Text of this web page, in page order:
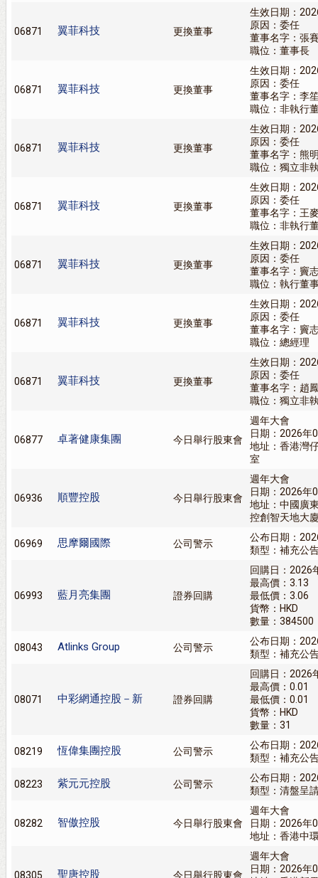
06871 翼菲科技 更換董事
生效日期：
原因：委任
董事名字：張
職位：董事長
06871 翼菲科技 更換董事
生效日期：
原因：委任
董事名字：李
職位：非執行
06871 翼菲科技 更換董事
生效日期：
原因：委任
董事名字：熊
職位：獨立非
06871 翼菲科技 更換董事
生效日期：
原因：委任
董事名字：王
職位：非執行
06871 翼菲科技 更換董事
生效日期：
原因：委任
董事名字：竇
職位：執行董
06871 翼菲科技 更換董事
生效日期：
原因：委任
董事名字：竇
職位：總經理
06871 翼菲科技 更換董事
生效日期：
原因：委任
董事名字：趙
職位：獨立非
06877 卓著健康集團 今日舉行股東會
週年大會
日期：2026年
地址：香港灣
室
06936 順豐控股 今日舉行股東會
週年大會
日期：2026年
地址：中國廣
控創智天地大
06969 思摩爾國際 公司警示
公布日期：
類型：補充公
06993 藍月亮集團 證券回購
回購日：2026
最高價：3.13
最低價：3.06
貨幣：HKD
數量：384500
08043 Atlinks Group 公司警示
公布日期：
類型：補充公
08071 中彩網通控股－新 證券回購
回購日：2026
最高價：0.01
最低價：0.01
貨幣：HKD
數量：31
08219 恆偉集團控股 公司警示
公布日期：
類型：補充公
08223 紫元元控股 公司警示
公布日期：
類型：清盤呈
08282 智傲控股 今日舉行股東會
週年大會
日期：2026年
地址：香港中
08305 聖唐控股 今日舉行股東會
週年大會
日期：2026年